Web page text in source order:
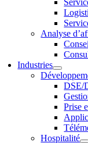
Analyse
Industries
DSE/
Prise
Hospitalité